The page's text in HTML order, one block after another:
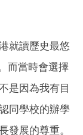
就讀歷史最悠
而當時會選擇
是因為我有目
同學校的辦學
發展的尊重。